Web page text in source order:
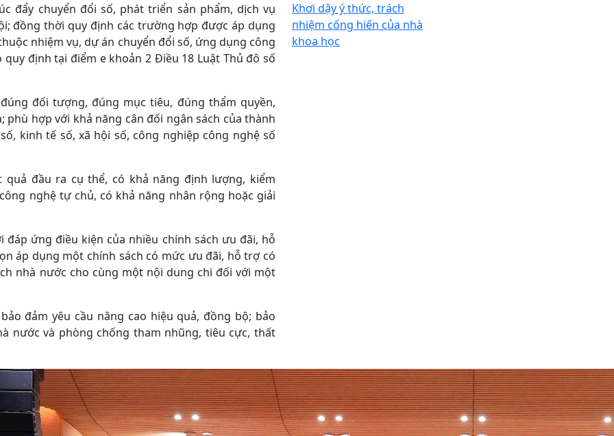
đẩy chuyển đổi số, phát triển sản phẩm, dịch vụ
đồng thời quy định các trường hợp được áp dụng
nhiệm vụ, dự án chuyển đổi số, ứng dụng công
định tại điểm e khoản 2 Điều 18 Luật Thủ đô số
đối tượng, đúng mục tiêu, đúng thẩm quyền,
phù hợp với khả năng cân đối ngân sách của thành
kinh tế số, xã hội số, công nghiệp công nghệ số
đầu ra cụ thể, có khả năng định lượng, kiểm
nghệ tự chủ, có khả năng nhân rộng hoặc giải
ứng điều kiện của nhiều chính sách ưu đãi, hỗ
áp dụng một chính sách có mức ưu đãi, hỗ trợ có
nhà nước cho cùng một nội dung chi đối với một
đảm yêu cầu nâng cao hiệu quả, đồng bộ; bảo
nước và phòng chống tham nhũng, tiêu cực, thất
Khơi dậy ý thức, trách
nhiệm cống hiến của nhà
khoa học